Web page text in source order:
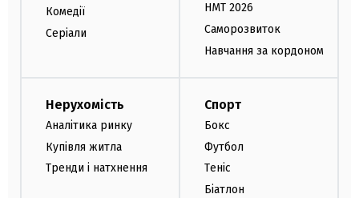
Комедії
Серіали
НМТ 2026
Саморозвиток
Навчання за кордоном
Нерухомість
Аналітика ринку
Купівля житла
Тренди і натхнення
Спорт
Бокс
Футбол
Теніс
Біатлон